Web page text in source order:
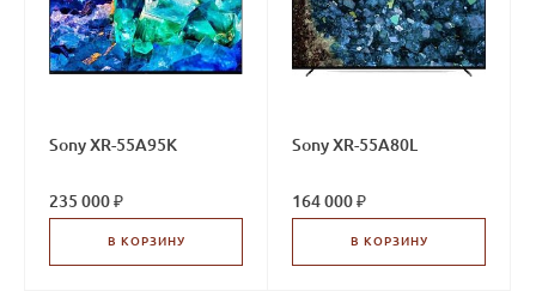
Sony XR-55A95K
235 000 ₽
В КОРЗИНУ
Sony XR-55A80L
164 000 ₽
В КОРЗИНУ